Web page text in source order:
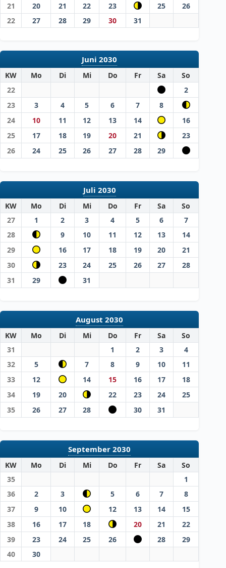
21
20 21 22 23 25
26
22
27 28 29 30 31
Juni 2030
KW Mo Di Mi Do Fr Sa
So
22
2
23
3 4 5 6 7
8
24
10 11 12 13 14
16
25
17 18 19 20 21
23
26
24 25 26 27 28 29
Juli 2030
KW Mo Di Mi Do Fr Sa
So
27
1 2 3 4 5 6
7
28
9 10 11 12 13
14
29
16 17 18 19 20
21
30
23 24 25 26 27
28
31
29 31
August 2030
KW Mo Di Mi Do Fr Sa
So
31
1 2 3
4
32
5 7 8 9 10
11
33
12 14 15 16 17
18
34
19 20 22 23 24
25
35
26 27 28 30 31
September 2030
KW Mo Di Mi Do Fr Sa
So
35
1
36
2 3 5 6 7
8
37
9 10 12 13 14
15
38
16 17 18 20 21
22
39
23 24 25 26 28
29
40
30